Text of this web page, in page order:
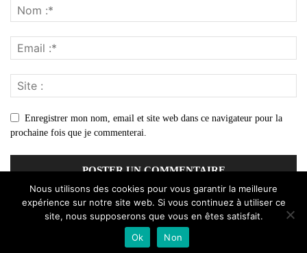
Enregistrer mon nom, email et site web dans ce navigateur pour la
prochaine fois que je commenterai.
© Un site du groupe Webminer Media
Nous utilisons des cookies pour vous garantir la meilleure
expérience sur notre site web. Si vous continuez à utiliser ce
site, nous supposerons que vous en êtes satisfait.
Ok
Non